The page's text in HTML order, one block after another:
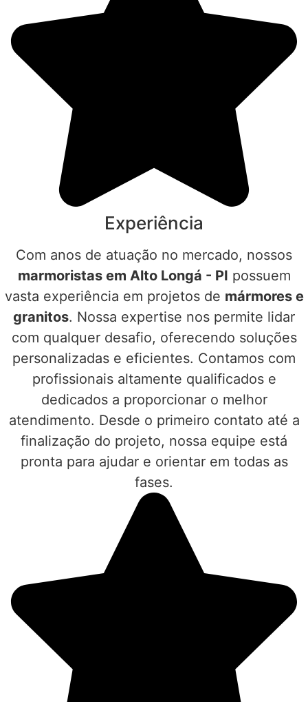
Experiência
Com anos de atuação no mercado, nossos
marmoristas em Alto Longá - PI possuem
vasta experiência em projetos de mármores e
granitos. Nossa expertise nos permite lidar
com qualquer desafio, oferecendo soluções
personalizadas e eficientes. Contamos com
profissionais altamente qualificados e
dedicados a proporcionar o melhor
atendimento. Desde o primeiro contato até a
finalização do projeto, nossa equipe está
pronta para ajudar e orientar em todas as
fases.